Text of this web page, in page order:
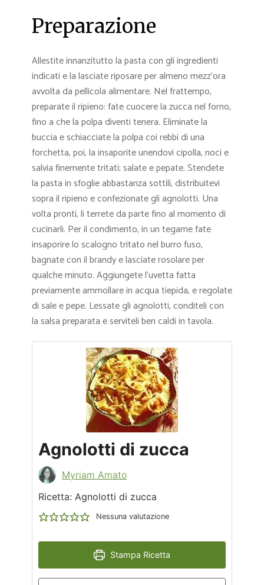
Preparazione
Allestite innanzitutto la pasta con gli ingredienti
indicati e la lasciate riposare per almeno mezz’ora
avvolta da pellicola alimentare. Nel frattempo,
preparate il ripieno: fate cuocere la zucca nel forno,
fino a che la polpa diventi tenera. Eliminate la
buccia e schiacciate la polpa coi rebbi di una
forchetta, poi, la insaporite unendovi cipolla, noci e
salvia finemente tritati; salate e pepate. Stendete
la pasta in sfoglie abbastanza sottili, distribuitevi
sopra il ripieno e confezionate gli agnolotti. Una
volta pronti, li terrete da parte fino al momento di
cucinarli. Per il condimento, in un tegame fate
insaporire lo scalogno tritato nel burro fuso,
bagnate con il brandy e lasciate rosolare per
qualche minuto. Aggiungete l’uvetta fatta
previamente ammollare in acqua tiepida, e regolate
di sale e pepe. Lessate gli agnolotti, conditeli con
la salsa preparata e serviteli ben caldi in tavola.
Agnolotti di zucca
Myriam Amato
Ricetta: Agnolotti di zucca
Nessuna valutazione
Stampa Ricetta